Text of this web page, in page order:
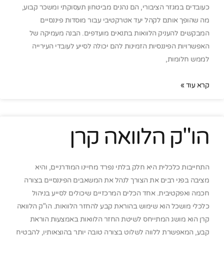
כעובדים במגזר הציבורי, הם נהנים מביטחון תעסוקתי ומשכר קבוע,
מה שהופך אותם לקהל יעד אטרקטיבי עבור מוסדות פיננסיים
המבקשים להעניק הלוואות בתנאים מועדפים. הבנה מעמיקה של
האפשרויות הפיננסיות הזמינות להם יכולה לסייע לעובדי העירייה
לממש חלומות,
קרא עוד »
הו"ק הלוואה קרן
התחייבות כלכלית היא חלק בלתי נפרד מחיינו המודרניים, והיא
מציבה בפני רבים את הצורך לנהל את המשאבים הפיננסיים בצורה
חכמה ואפקטיבית. אחד הכלים המרכזיים שיכולים לסייע בניהול
כלכלי מושכל הוא שימוש בהוראת קבע להחזר הלוואות. הו"ק הלוואה
קרן הוא מושג המתייחס לשיטת החזר הלוואות באמצעות הוראת
קבע, המאפשרת ללווה לשלוט בצורה טובה יותר בהוצאותיו, להבטיח